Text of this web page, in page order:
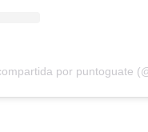
por puntoguate